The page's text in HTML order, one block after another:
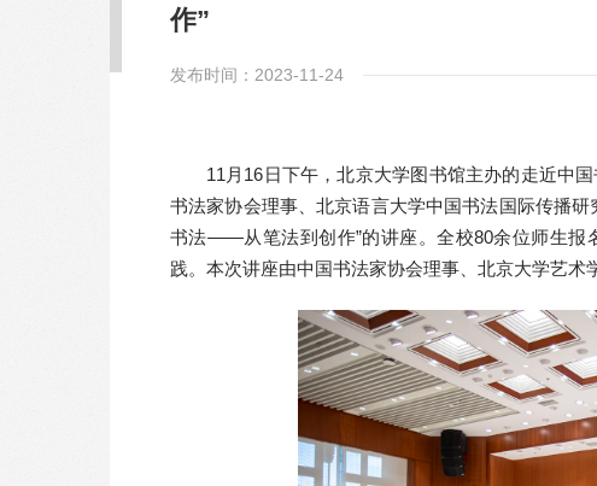
作”
发布时间：2023-11-24
11月16日下午，北京大学图书馆主办的走近中
书法家协会理事、北京语言大学中国书法国际传播
书法——从笔法到创作”的讲座。全校80余位师生报
践。本次讲座由中国书法家协会理事、北京大学艺术